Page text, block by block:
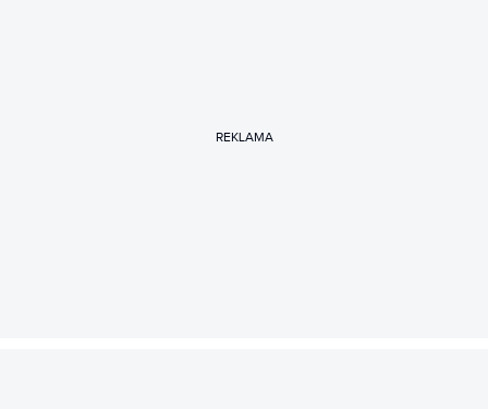
REKLAMA